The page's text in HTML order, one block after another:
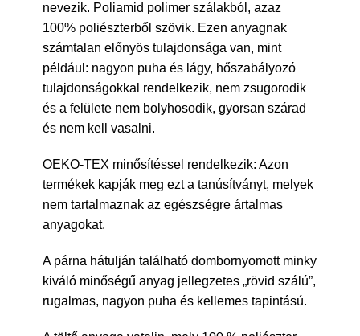
nevezik. Poliamid polimer szálakból, azaz
100% poliészterből szövik. Ezen anyagnak
számtalan előnyös tulajdonsága van, mint
például: nagyon puha és lágy, hőszabályozó
tulajdonságokkal rendelkezik, nem zsugorodik
és a felülete nem bolyhosodik, gyorsan szárad
és nem kell vasalni.
OEKO-TEX minősítéssel rendelkezik: Azon
termékek kapják meg ezt a tanúsítványt, melyek
nem tartalmaznak az egészségre ártalmas
anyagokat.
A párna hátulján található dombornyomott minky
kiváló minőségű anyag jellegzetes „rövid szálú”,
rugalmas, nagyon puha és kellemes tapintású.